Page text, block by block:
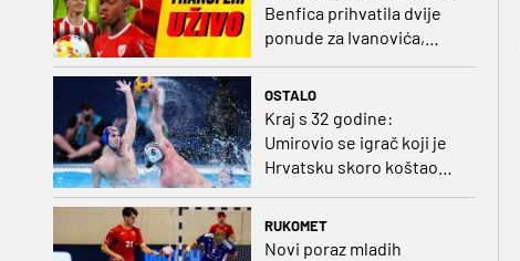
Benfica prihvatila dvije
ponude za Ivanovića,
OSTALO
Kraj s 32 godine:
Umirovio se igrač koji je
Hrvatsku skoro koštao
RUKOMET
Novi poraz mladih